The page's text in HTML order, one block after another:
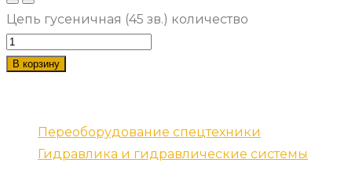
Цепь гусеничная (45 зв.) количество
В корзину
Переоборудование спецтехники
Гидравлика и гидравлические системы